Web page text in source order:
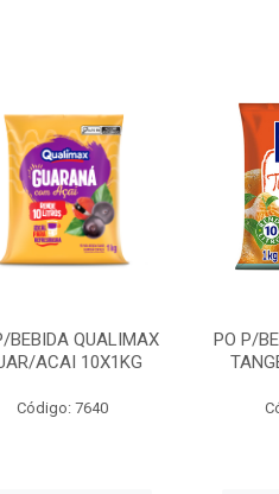
BEBIDA QUALIMAX
ACAI 10X1KG
Código: 7640
PO P/